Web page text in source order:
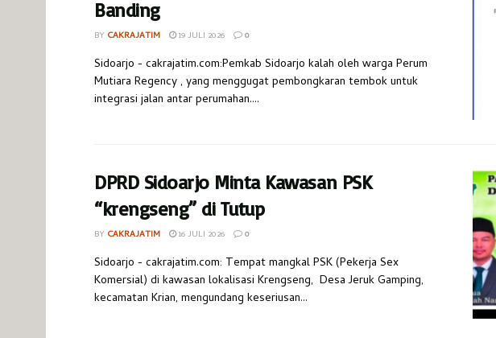
Banding
BY CAKRAJATIM 19 JULI 2026 0
Sidoarjo - cakrajatim.com:Pemkab Sidoarjo kalah oleh warga Perum
Mutiara Regency , yang menggugat pembongkaran tembok untuk
integrasi jalan antar perumahan....
DPRD Sidoarjo Minta Kawasan PSK
“krengseng” di Tutup
BY CAKRAJATIM 16 JULI 2026 0
Sidoarjo - cakrajatim.com: Tempat mangkal PSK (Pekerja Sex
Komersial) di kawasan lokalisasi Krengseng, Desa Jeruk Gamping,
kecamatan Krian, mengundang keseriusan...